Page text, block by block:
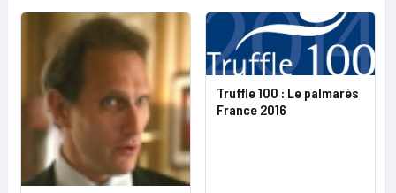
Truffle 100 : Le palmarès
France 2016